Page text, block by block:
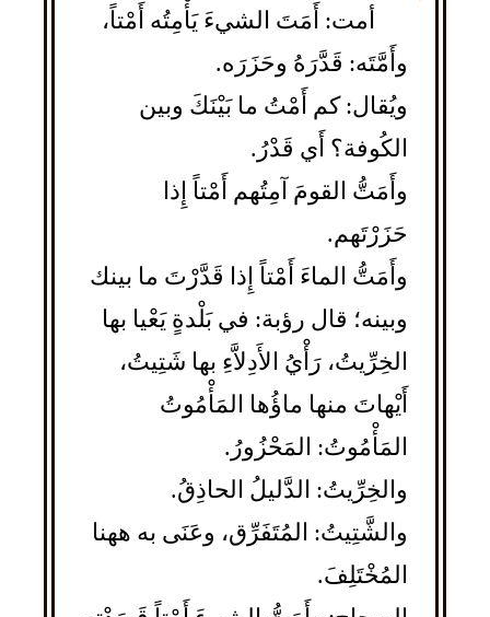
أمت: أَمَتَ الشيءَ يَأْمِتُه أَمْتاً،
وأَمَّتَه: قَدَّرَهُ وحَزَرَه.
ويُقال: كم أَمْتُ ما بَيْنَكَ وبين
الكُوفة؟ أَي قَدْرُ.
وأَمَتُّ القومَ آمِتُهم أَمْتاً إِذا
حَزَرْتَهم.
وأَمَتُّ الماءَ أَمْتاً إِذا قَدَّرْتَ ما بينك
وبينه؛ قال رؤبة: في بَلْدةٍ يَعْيا بها
الخِرِّيتُ، رَأْيُ الأَدِلاَّءِ بها شَتِيتُ،
أَيْهاتَ منها ماؤُها المَأْمُوتُ
المَأْمُوتُ: المَحْزُورُ.
والخِرِّيتُ: الدَّليلُ الحاذِقُ.
والشَّتِيتُ: المُتَفَرِّق، وعَنَى به ههنا
المُخْتَلِفَ.